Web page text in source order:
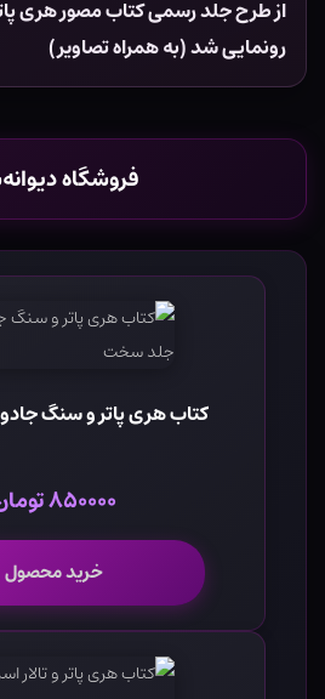
از طرح جلد رسمی کتاب مصور هری
رونمایی شد (به همراه تصاویر)
فروشگاه
کتاب هری پاتر و سنگ
۸۵۰۰۰۰ تومان
خرید محصول